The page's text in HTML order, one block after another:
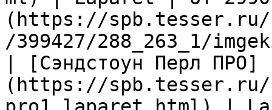
(https://spb.tesser.ru/
/399427/288_263_1/
| [Сэндстоун Перл ПРО]
(https://spb.tesser.ru/